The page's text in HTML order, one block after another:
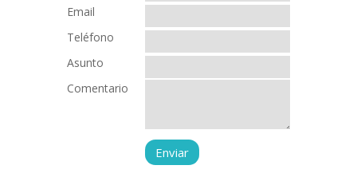
Email
Teléfono
Asunto
Comentario